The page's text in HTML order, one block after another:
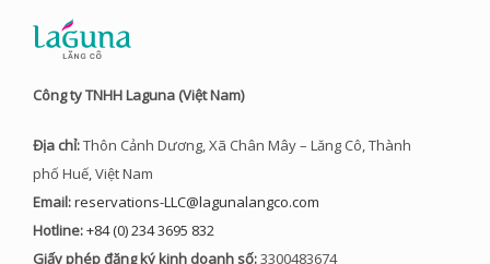
Công ty TNHH Laguna (Việt Nam)
Địa chỉ:Thôn Cảnh Dương, Xã Chân Mây – Lăng Cô, Thành
phố Huế, Việt Nam
Email:reservations-LLC@lagunalangco.com
Hotline:+84 (0) 234 3695 832
Giấy phép đăng ký kinh doanh số:3300483674